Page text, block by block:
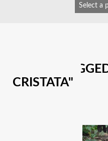
IMAGES
CRISTATA"